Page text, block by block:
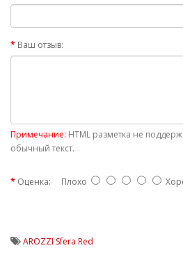
Ваш отзыв:
Примечание: HTML разметка не
обычный текст.
Оценка: Плохо
AROZZI Sfera Red